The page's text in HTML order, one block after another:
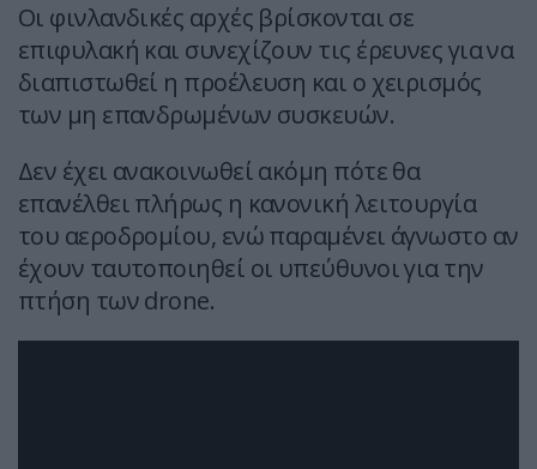
Οι φινλανδικές αρχές βρίσκονται σε
επιφυλακή και συνεχίζουν τις έρευνες για να
διαπιστωθεί η προέλευση και ο χειρισμός
των μη επανδρωμένων συσκευών.
Δεν έχει ανακοινωθεί ακόμη πότε θα
επανέλθει πλήρως η κανονική λειτουργία
του αεροδρομίου, ενώ παραμένει άγνωστο αν
έχουν ταυτοποιηθεί οι υπεύθυνοι για την
πτήση των drone.